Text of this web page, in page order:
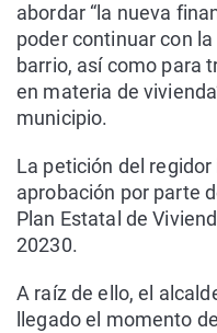
abordar “la nueva
poder continuar con la
barrio, así como para
en materia de
municipio.
La petición del
aprobación por parte
Plan Estatal de
20230.
A raíz de ello, el
llegado el momento